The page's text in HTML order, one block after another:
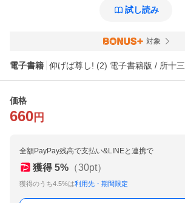
試し読み
対象
電子書籍 仰げば尊し! (2) 電子書籍版 / 所十三
価格
660 円
全額PayPay残高で支払い&LINEと連携で
獲得 5% （30pt）
獲得のうち4.5%は利用先・期間限定